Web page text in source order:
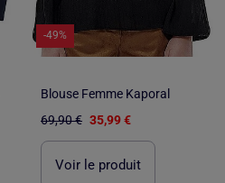
-49%
Blouse Femme Kaporal
69,90 € 35,99 €
Voir le produit